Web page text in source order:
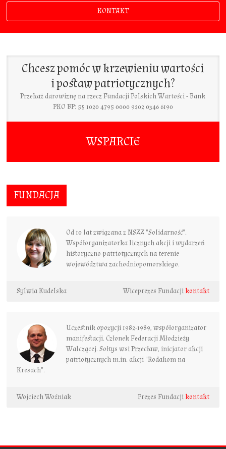
KONTAKT
Chcesz pomóc w krzewieniu wartości
i postaw patriotycznych?
Przekaż darowiznę na rzecz Fundacji Polskich Wartości - Bank
PKO BP: 55 1020 4795 0000 9202 0346 6190
WSPARCIE
FUNDACJA
Od 10 lat związana z NSZZ "Solidarność".
Współorganizatorka licznych akcji i wydarzeń
historyczno-patriotycznych na terenie
województwa zachodniopomorskiego.
Sylwia Kudelska Wiceprezes Fundacji kontakt
Uczestnik opozycji 1982-1989, współorganizator
manifestacji. Członek Federacji Młodzieży
Walczącej. Sołtys wsi Przecław, inicjator akcji
patriotycznych m.in. akcji "Rodakom na
Kresach".
Wojciech Woźniak Prezes Fundacji kontakt